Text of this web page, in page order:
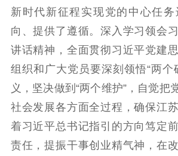
电影创作 电
机关党建
党建要闻 学
文化人才
紫金人才 职称
数据资源
新时代新征程实现党的中心任
向、提供了遵循。深入学习领会
讲话精神，全面贯彻习近平党建
组织和广大党员要深刻领悟“两个
义，坚决做到“两个维护”，自觉把
社会发展各方面全过程，确保江
着习近平总书记指引的方向笃定
责任，提振干事创业精气神，在